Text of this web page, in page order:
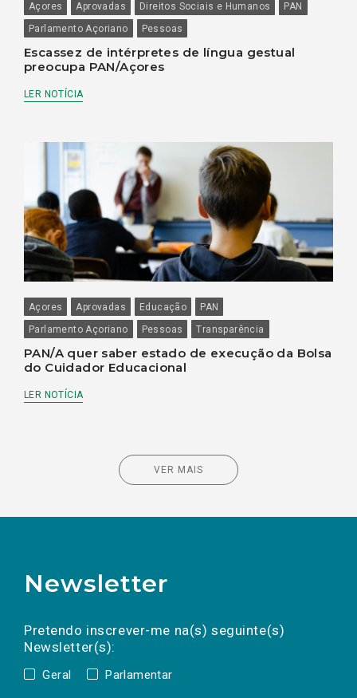
Açores Aprovadas Direitos Sociais e Humanos
PAN
Parlamento Açoriano
Pessoas
Escassez de intérpretes de língua gestual
preocupa PAN/Açores
LER NOTÍCIA
Açores Aprovadas Educação
PAN
Parlamento Açoriano
Pessoas Transparência
PAN/A quer saber estado de execução da Bolsa
do Cuidador Educacional
LER NOTÍCIA
VER MAIS
Newsletter
Pretendo inscrever-me na(s) seguinte(s)
Newsletter(s):
Geral Parlamentar
a(s) newsletter(s).
mail